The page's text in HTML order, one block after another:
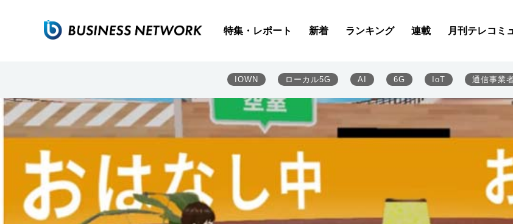
特集・レポート 新着 ランキング 連載 月刊テレコミ
IOWN ローカル5G AI 6G IoT 通信事業
大日本印刷（DNP）は2025年5月21日、AI相談員を活用した「メタバース役所×離コンパス」の実証事業で、